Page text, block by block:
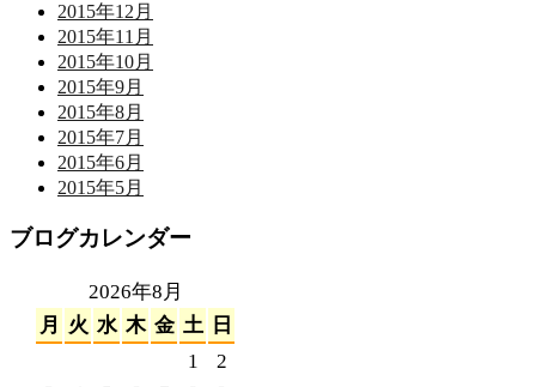
2015年12月
2015年11月
2015年10月
2015年9月
2015年8月
2015年7月
2015年6月
2015年5月
ブログカレンダー
2026年8月
月
火 水 木 金 土 日
1
2